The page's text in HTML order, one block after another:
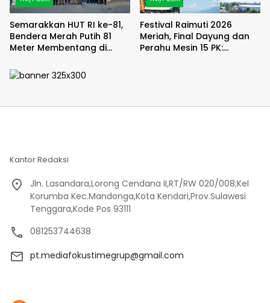
Semarakkan HUT RI ke-81,
Bendera Merah Putih 81
Meter Membentang di
Festival Raimuti 2026
Meriah, Final Dayung dan
Perahu Mesin 15 PK:
Kantor Redaksi
Jln. Lasandara,Lorong Cendana II,RT/RW 020/008;Kel
Korumba Kec.Mandonga,Kota Kendari,Prov.Sulawesi
Tenggara,Kode Pos 93111
081253744638
pt.mediafokustimegrup@gmail.com